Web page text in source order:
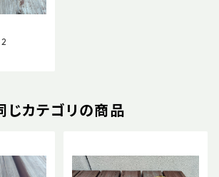
じカテゴリの商品